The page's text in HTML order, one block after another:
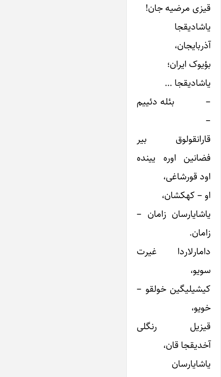
قیزی مرضیه جان!
یاشادیقجا
آذربایجان،
بؤیوک ایران؛
یاشادیقجا …
– بئله دئییم
–
قارانقولوق بیر
فضانین اوره یینده
اود قورشاغی،
او – کهکشان،
یاشایارسان زامان –
زامان.
دامارلاردا غیرت
سویو،
کیشیلیگین خولقو –
خویو،
قیزیل رنگلی
آخدیقجا قان،
یاشایارسان